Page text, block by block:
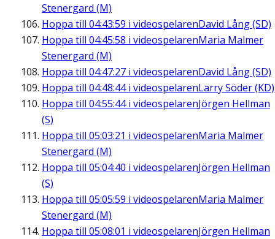
Stenergard (M)
Hoppa till 04:43:59 i videospelarenDavid Lång (SD)
Hoppa till 04:45:58 i videospelarenMaria Malmer
Stenergard (M)
Hoppa till 04:47:27 i videospelarenDavid Lång (SD)
Hoppa till 04:48:44i videospelarenLarry Söder (KD)
Hoppa till 04:55:44i videospelarenJörgen Hellman
(S)
Hoppa till 05:03:21 i videospelarenMaria Malmer
Stenergard (M)
Hoppa till 05:04:40 i videospelarenJörgen Hellman
(S)
Hoppa till 05:05:59 i videospelarenMaria Malmer
Stenergard (M)
Hoppa till 05:08:01 i videospelarenJörgen Hellman